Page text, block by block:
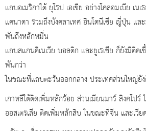
แถบอเมริกาใต้ ยุโรป เอเชีย อย่างโคลอมเบีย เน
แคนาดา รวมถึงบังคลาเทศ อินโดนีเซีย ญี่ปุ่น แล
พันถึงหลักหมื่น
แถบสแกนดิเนเวีย บอลติก และยูเรเชีย ก็ยังมีติด
พันกว่า
ในขณะที่แถบตะวันออกกลาง ประเทศส่วนใหญ่ยั
เกาหลีใต้ติดเพิ่มหลักร้อย ส่วนเมียนมาร์ สิงคโป
ออสเตรเลีย ติดเพิ่มหลักสิบ ในขณะที่จีน และเวี